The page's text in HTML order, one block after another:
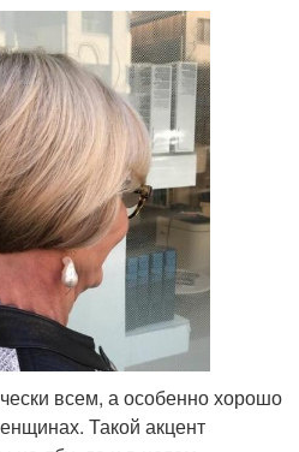
всем, а особенно хорошо
Такой акцент